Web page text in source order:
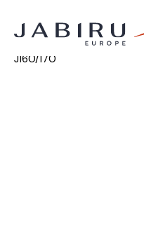
Accueil Non classé
J160/170